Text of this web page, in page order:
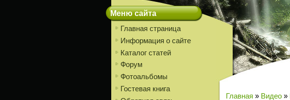
Меню сайта
Главная страница
Информация о сайте
Каталог статей
Форум
Фотоальбомы
Гостевая книга
Главная » Видео »